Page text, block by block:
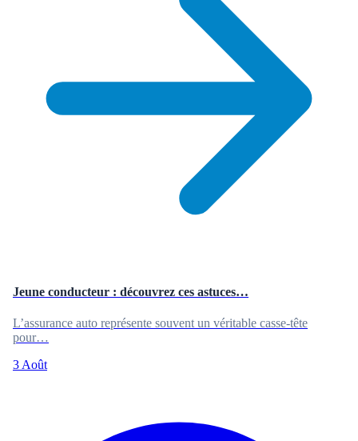
Jeune conducteur : découvrez ces astuces…
L’assurance auto représente souvent un véritable casse-tête
pour…
3 Août